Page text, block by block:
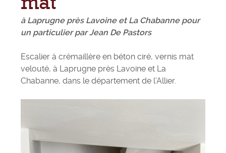
à Laprugne près Lavoine et La Chabanne pour
un particulier par Jean De Pastors
Escalier à crémaillère en béton ciré, vernis mat
velouté, à Laprugne près Lavoine et La
Chabanne, dans le département de l’Allier.